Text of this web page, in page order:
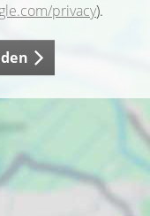
privacy).